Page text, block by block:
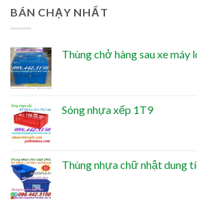
BÁN CHẠY NHẤT
Thùng chở hàng sau xe máy
Sóng nhựa xếp 1T9
Thùng nhựa chữ nhật dung